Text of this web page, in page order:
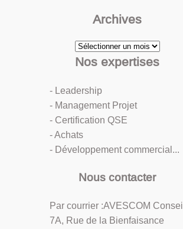
Archives
Archives
Nos expertises
- Leadership
- Management Projet
- Certification QSE
- Achats
- Développement commercial...
Nous contacter
Par courrier :AVESCOM Conseil
7A, Rue de la Bienfaisance